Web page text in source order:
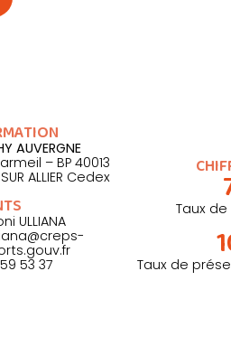
AUVERGNE
– BP 40013
SUR ALLIER Cedex
ULLIANA
53 37
Taux
Taux de